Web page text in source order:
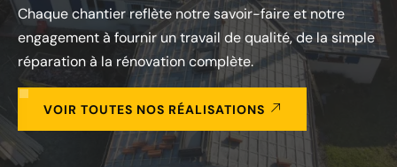
Chaque chantier reflète notre savoir-faire et notre
engagement à fournir un travail de qualité, de la simple
réparation à la rénovation complète.
VOIR TOUTES NOS RÉALISATIONS